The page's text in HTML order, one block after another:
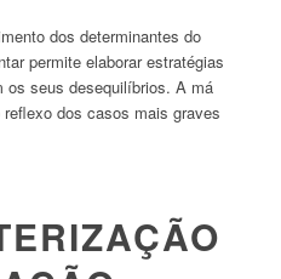
dos determinantes do
permite elaborar estratégias
os seus desequilíbrios. A má
dos casos mais graves